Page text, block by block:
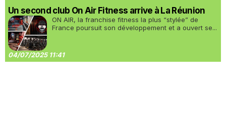
Un second club On Air Fitness arrive à La Réunion
ON AIR, la franchise fitness la plus “stylée” de
France poursuit son développement et a ouvert se...
04/07/2025 11:41